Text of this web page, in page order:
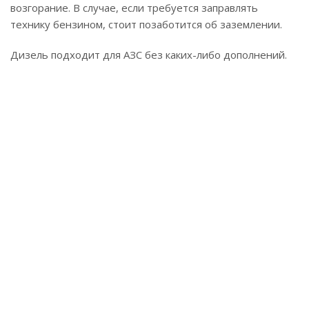
возгорание. В случае, если требуется заправлять
технику бензином, стоит позаботится об заземлении.
Дизель подходит для АЗС без каких-либо дополнений.